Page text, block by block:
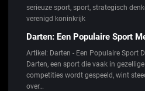
serieuze sport, sport, strategisch
verenigd koninkrijk
Darten: Een Populaire Sport
Artikel: Darten - Een Populaire Sport
Darten, een sport die vaak in
competities wordt gespeeld, wint
over…